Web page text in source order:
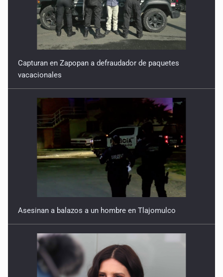
Capturan en Zapopan a defraudador de paquetes
vacacionales
Asesinan a balazos a un hombre en Tlajomulco